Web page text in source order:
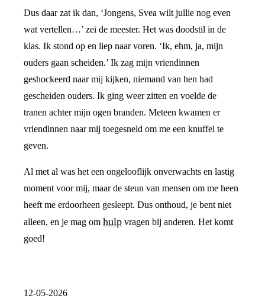
Dus daar zat ik dan, ‘Jongens, Svea wilt jullie nog even
wat vertellen…’ zei de meester. Het was doodstil in de
klas. Ik stond op en liep naar voren. ‘Ik, ehm, ja, mijn
ouders gaan scheiden.’ Ik zag mijn vriendinnen
geshockeerd naar mij kijken, niemand van hen had
gescheiden ouders. Ik ging weer zitten en voelde de
tranen achter mijn ogen branden. Meteen kwamen er
vriendinnen naar mij toegesneld om me een knuffel te
geven.
Al met al was het een ongelooflijk onverwachts en lastig
moment voor mij, maar de steun van mensen om me heen
heeft me erdoorheen gesleept. Dus onthoud, je bent niet
alleen, en je mag om hulp vragen bij anderen. Het komt
goed!
12-05-2026